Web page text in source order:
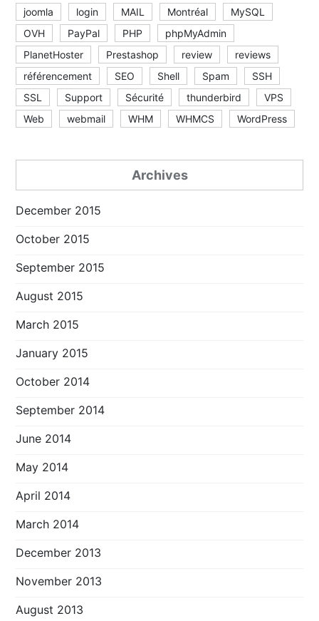
joomla
login MAIL Montréal
MySQL
OVH
PayPal PHP
phpMyAdmin
PlanetHoster
Prestashop review
reviews
référencement
SEO Shell Spam
SSH
SSL
Support Sécurité thunderbird
VPS
Web
webmail WHM WHMCS WordPress
Archives
December 2015
October 2015
September 2015
August 2015
March 2015
January 2015
October 2014
September 2014
June 2014
May 2014
April 2014
March 2014
December 2013
November 2013
August 2013